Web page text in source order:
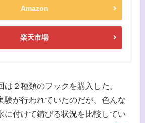
Amazon
楽天市場
は２種類のフックを購入した。
験が行われていたのだが、色んな
に付けて錆びる状況を比較してい